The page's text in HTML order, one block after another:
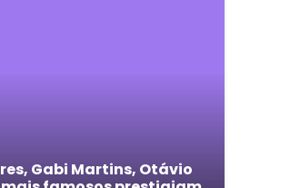
Gabi Martins, Otávio